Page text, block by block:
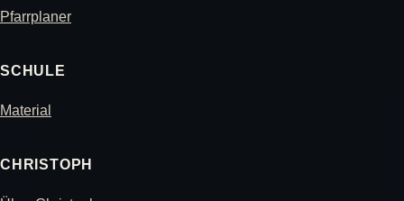
Pfarrplaner
SCHULE
Material
CHRISTOPH